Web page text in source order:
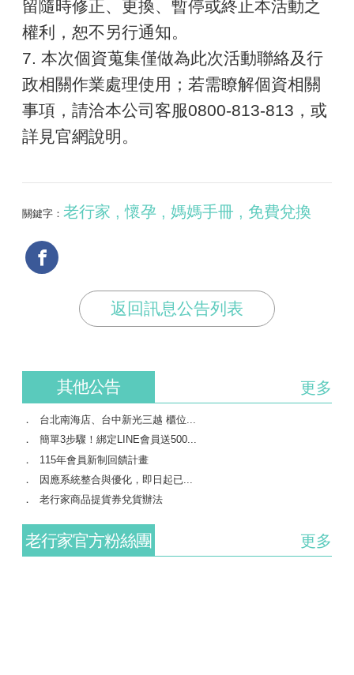
留隨時修正、更換、暫停或終止本活動之
權利，恕不另行通知。
7. 本次個資蒐集僅做為此次活動聯絡及行
政相關作業處理使用；若需瞭解個資相關
事項，請洽本公司客服0800-813-813，或
詳見官網說明。
關鍵字： 老行家 , 懷孕 , 媽媽手冊 , 免費兌換
返回訊息公告列表
其他公告 更多
台北南海店、台中新光三越 櫃位...
簡單3步驟！綁定LINE會員送500...
115年會員新制回饋計畫
因應系統整合與優化，即日起已...
老行家商品提貨券兌貨辦法
老行家官方粉絲團 更多